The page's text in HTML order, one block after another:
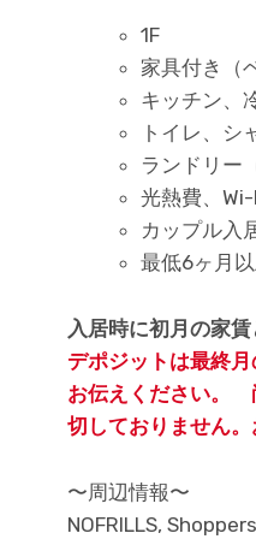
1F
家具付き（
キッチン、
トイレ、シ
ランドリー
光熱費、
カップル入
最低6ヶ月
入居時に初月の家
デポジットは最終
お伝えください。
切しておりません。
〜周辺情報〜
NOFRILLS,